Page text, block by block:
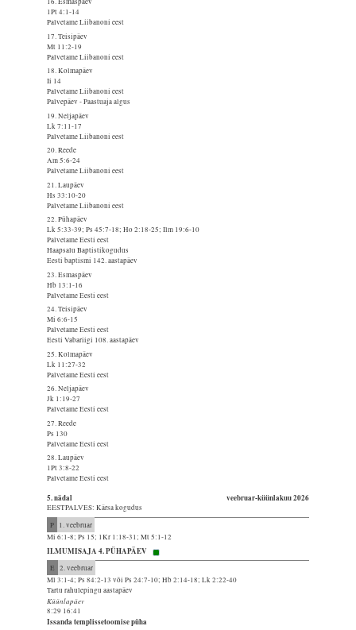
1Pt 4:1-14
Palvetame Liibanoni eest
17. Teisipäev
Mt 11:2-19
Palvetame Liibanoni eest
18. Kolmapäev
Ii 14
Palvetame Liibanoni eest
Palvepäev - Paastuaja algus
19. Neljapäev
Lk 7:11-17
Palvetame Liibanoni eest
20. Reede
Am 5:6-24
Palvetame Liibanoni eest
21. Laupäev
Hs 33:10-20
Palvetame Liibanoni eest
22. Pühapäev
Lk 5:33-39; Ps 45:7-18; Ho 2:18-25; Ilm 19:6-10
Palvetame Eesti eest
Haapsalu Baptistikogudus
Eesti baptismi 142. aastapäev
23. Esmaspäev
Hb 13:1-16
Palvetame Eesti eest
24. Teisipäev
Mi 6:6-15
Palvetame Eesti eest
Eesti Vabariigi 108. aastapäev
25. Kolmapäev
Lk 11:27-32
Palvetame Eesti eest
26. Neljapäev
Jk 1:19-27
Palvetame Eesti eest
27. Reede
Ps 130
Palvetame Eesti eest
28. Laupäev
1Pt 3:8-22
Palvetame Eesti eest
5. nädal veebruar-küünlakuu 2026
EESTPALVES: Kärsa kogudus
P 1. veebruar
Mi 6:1-8; Ps 15; 1Kr 1:18-31; Mt 5:1-12
ILMUMISAJA 4. PÜHAPÄEV
E 2. veebruar
Ml 3:1-4; Ps 84:2-13 või Ps 24:7-10; Hb 2:14-18; Lk 2:22-40
Tartu rahulepingu aastapäev
Küünlapäev
8:29 16:41
Issanda templissetoomise püha